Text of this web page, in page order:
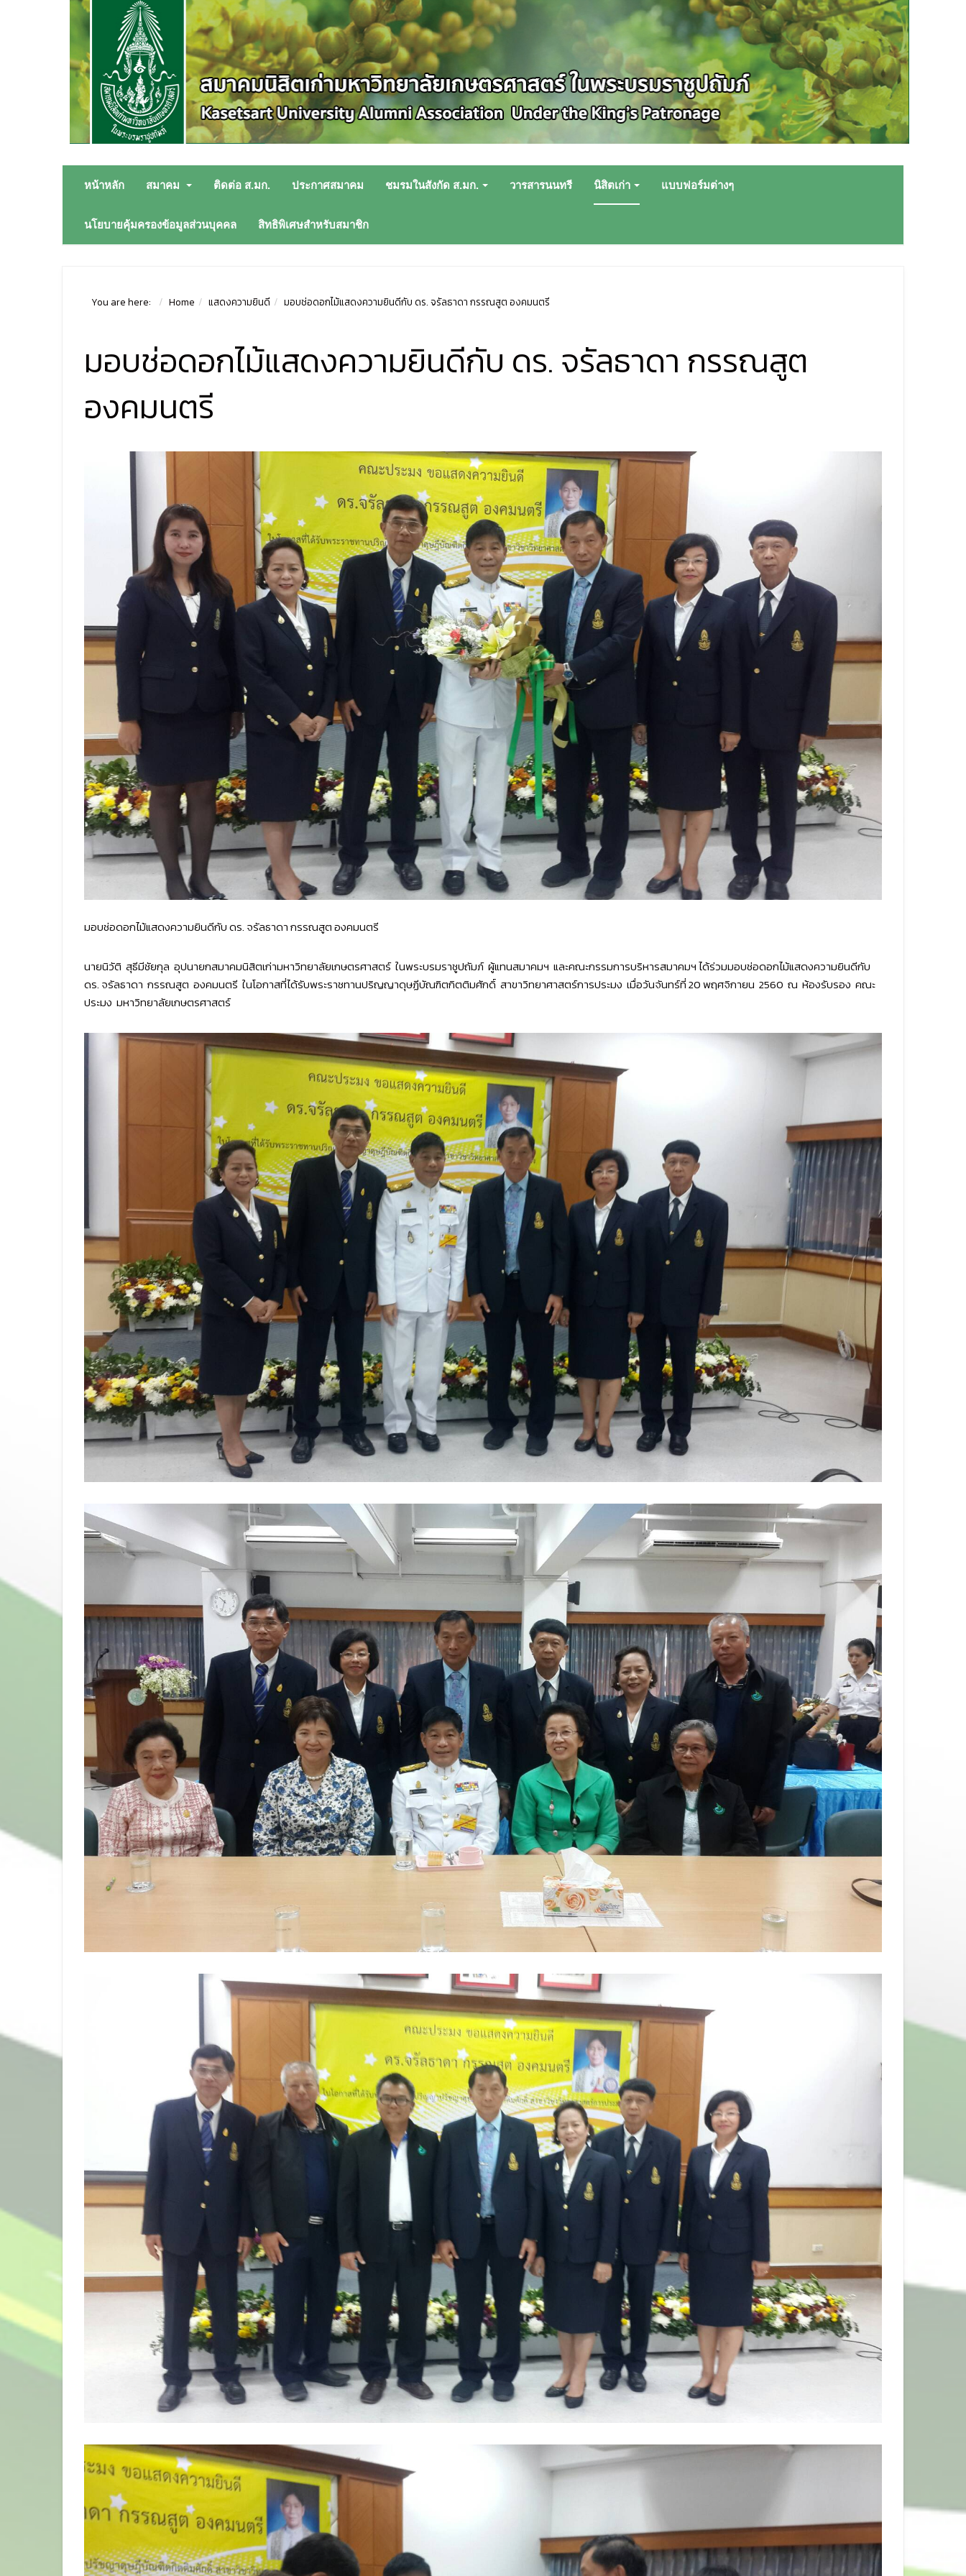
หน้าหลัก สมาคม ติดต่อ ส.มก. ประกาศสมาคม ชมรมในสังกัด ส.มก. วารสารนนทรี นิสิตเก่า แบบฟอร์มต่างๆ
นโยบายคุ้มครองข้อมูลส่วนบุคคล สิทธิพิเศษสำหรับสมาชิก
You are here: Home แสดงความยินดี มอบช่อดอกไม้แสดงความยินดีกับ ดร. จรัลธาดา กรรณสูต องคมนตรี
มอบช่อดอกไม้แสดงความยินดีกับ ดร. จรัลธาดา กรรณสูต
องคมนตรี
มอบช่อดอกไม้แสดงความยินดีกับ ดร. จรัลธาดา กรรณสูต องคมนตรี
นายนิวัติ สุธีมีชัยกุล อุปนายกสมาคมนิสิตเก่ามหาวิทยาลัยเกษตรศาสตร์ ในพระบรมราชูปถัมภ์ ผู้แทนสมาคมฯ และคณะกรรมการบริหารสมาคมฯ ได้ร่วมมอบช่อดอกไม้แสดงความยินดีกับ
ดร. จรัลธาดา กรรณสูต องคมนตรี ในโอกาสที่ได้รับพระราชทานปริญญาดุษฏีบัณฑิตกิตติมศักดิ์ สาขาวิทยาศาสตร์การประมง เมื่อวันจันทร์ที่ 20 พฤศจิกายน 2560 ณ ห้องรับรอง คณะ
ประมง มหาวิทยาลัยเกษตรศาสตร์